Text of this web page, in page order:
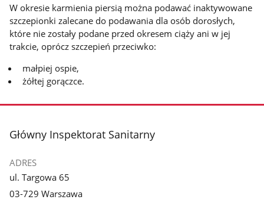
W okresie karmienia piersią można podawać inaktywowane
szczepionki zalecane do podawania dla osób dorosłych,
które nie zostały podane przed okresem ciąży ani w jej
trakcie, oprócz szczepień przeciwko:
małpiej ospie,
żółtej gorączce.
stopka
Główny Inspektorat Sanitarny
ADRES
ul. Targowa 65
03-729 Warszawa